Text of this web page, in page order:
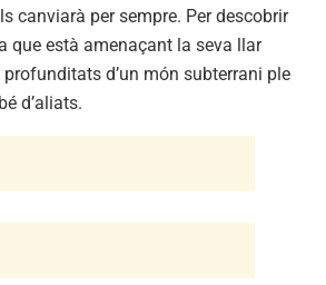
canviarà per sempre. Per descobrir
que està amenaçant la seva llar
profunditats d’un món subterrani ple
d’aliats.